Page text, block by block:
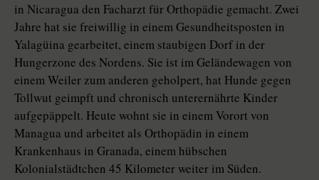
in Nicaragua den Facharzt für Orthopädie gemacht. Zwei
Jahre hat sie freiwillig in einem Gesundheitsposten in
Yalagüina gearbeitet, einem staubigen Dorf in der
Hungerzone des Nordens. Sie ist im Geländewagen von
einem Weiler zum anderen geholpert, hat Hunde gegen
Tollwut geimpft und chronisch unterernährte Kinder
aufgepäppelt. Heute wohnt sie in einem Vorort von
Managua und arbeitet als Orthopädin in einem
Krankenhaus in Granada, einem hübschen
Kolonialstädtchen 45 Kilometer weiter im Süden.